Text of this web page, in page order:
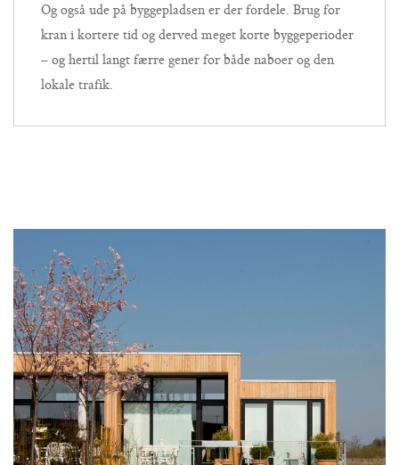
Og også ude på byggepladsen er der fordele. Brug for
kran i kortere tid og derved meget korte byggeperioder
– og hertil langt færre gener for både naboer og den
lokale trafik.